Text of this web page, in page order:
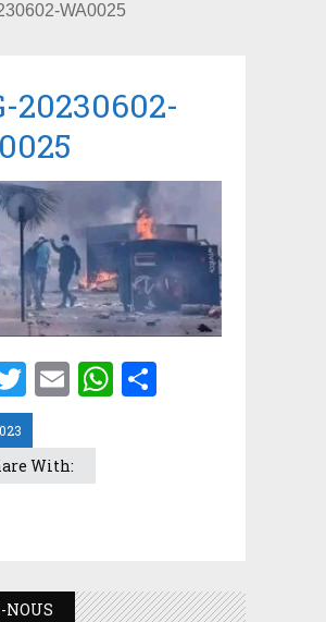
WA0025
20230602-
Twitter
EmailWhatsApp
With:
NOUS